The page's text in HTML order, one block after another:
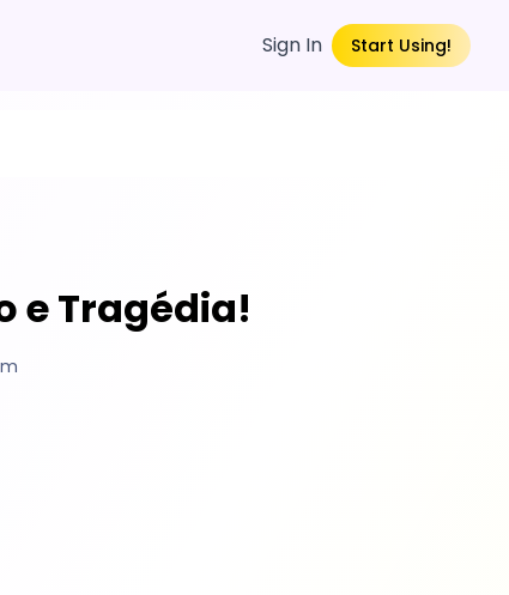
Sign In Start Using!
e Tragédia!